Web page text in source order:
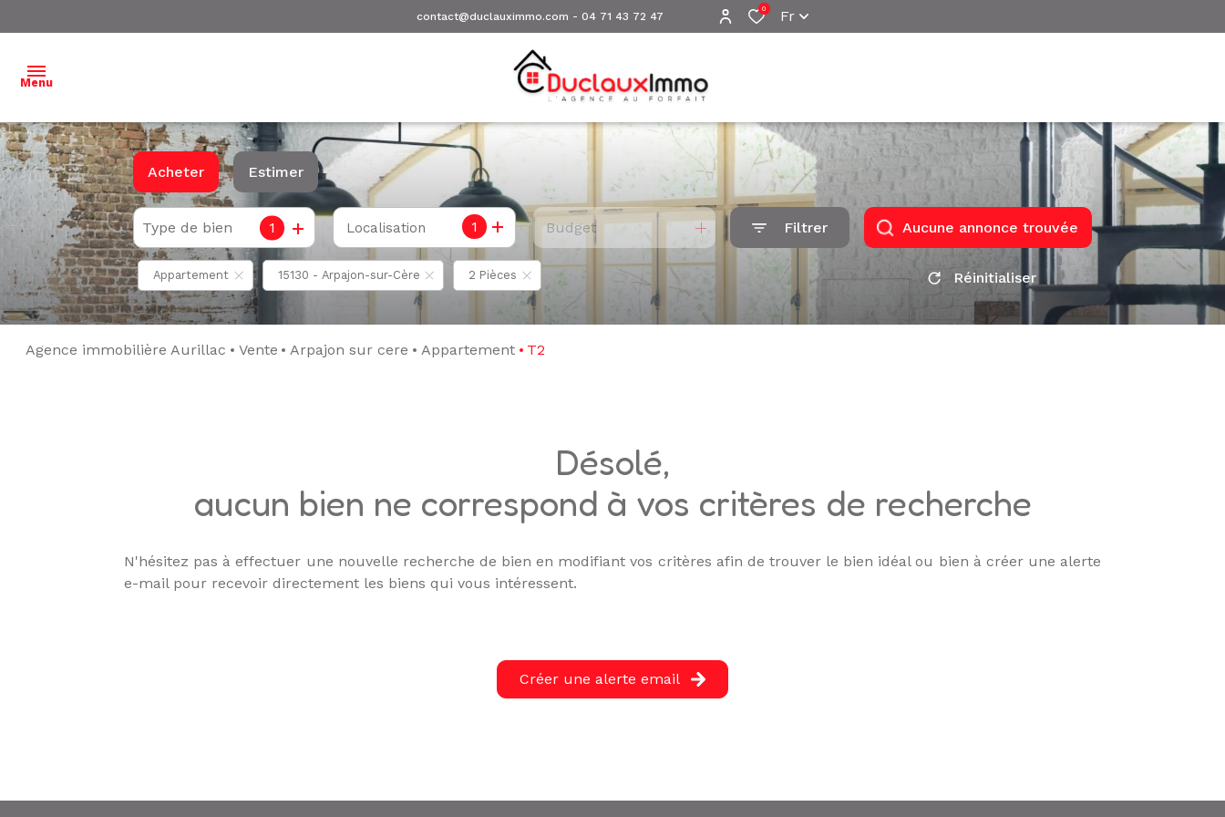
contact@duclauximmo.com -04 71 43 72 47
0 Fr
Menu
ACCUEIL
NOS
BIENS À
VENDRE
NOS
BIENS
VENDUS
Acheter
De l'ancien
Estimer
Type de bien 1 1
Localisation Budget Filtrer Aucune annonce trouvée
Appartement 15130 - Arpajon-sur-Cère 2 Pièces Réinitialiser
Agence immobilière Aurillac Vente Arpajon sur cere Appartement T2
désolé,
aucun bien ne correspond à vos critères de recherche
N'hésitez pas à effectuer une nouvelle recherche de bien en modifiant vos critères afin de trouver le bien idéal ou bien à créer une alerte
e-mail pour recevoir directement les biens qui vous intéressent.
Créer une alerte email